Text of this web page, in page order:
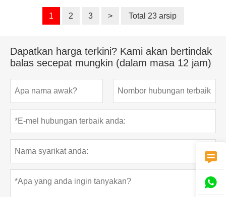
1 2 3 > Total 23 arsip
Dapatkan harga terkini? Kami akan bertindak
balas secepat mungkin (dalam masa 12 jam)

